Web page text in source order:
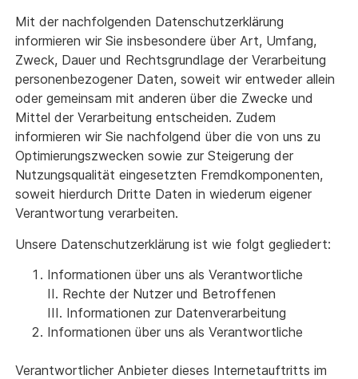
Mit der nachfolgenden Datenschutzerklärung
informieren wir Sie insbesondere über Art, Umfang,
Zweck, Dauer und Rechtsgrundlage der Verarbeitung
personenbezogener Daten, soweit wir entweder allein
oder gemeinsam mit anderen über die Zwecke und
Mittel der Verarbeitung entscheiden. Zudem
informieren wir Sie nachfolgend über die von uns zu
Optimierungszwecken sowie zur Steigerung der
Nutzungsqualität eingesetzten Fremdkomponenten,
soweit hierdurch Dritte Daten in wiederum eigener
Verantwortung verarbeiten.
Unsere Datenschutzerklärung ist wie folgt gegliedert:
Informationen über uns als Verantwortliche
II. Rechte der Nutzer und Betroffenen
III. Informationen zur Datenverarbeitung
Informationen über uns als Verantwortliche
Verantwortlicher Anbieter dieses Internetauftritts im